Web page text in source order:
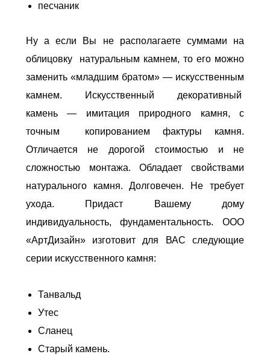
песчаник
Ну а если Вы не располагаете суммами на
облицовку натуральным камнем, то его можно
заменить «младшим братом» — искусственным
камнем.
Искусственный декоративный
камень— имитация природного камня, с
точным копированием фактуры камня.
Отличается не дорогой стоимостью и не
сложностью монтажа. Обладает свойствами
натурального камня. Долговечен. Не требует
ухода. Придаст Вашему дому
индивидуальность, фундаментальность. ООО
«АртДизайн» изготовит для ВАС следующие
серии искусственного камня:
Танвальд
Утес
Сланец
Старый камень.